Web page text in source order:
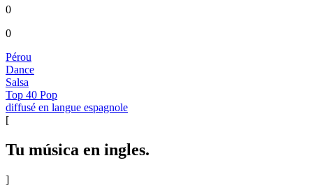
0
0
Pérou
Dance
Salsa
Top 40 Pop
diffusé en langue espagnole
[
Tu música en ingles.
]